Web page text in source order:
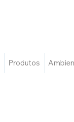
Produtos